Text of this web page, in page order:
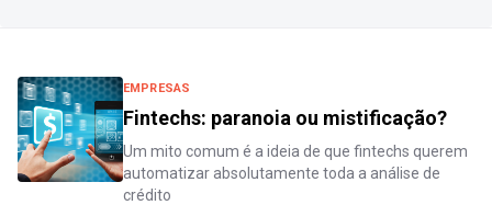
EMPRESAS
Fintechs: paranoia ou mistificação?
Um mito comum é a ideia de que fintechs querem
automatizar absolutamente toda a análise de
crédito